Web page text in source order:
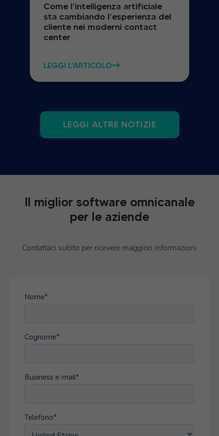
Come l’intelligenza artificiale
sta cambiando l’esperienza del
cliente nei moderni contact
center
LEGGI L'ARTICOLO
LEGGI ALTRE NOTIZIE
Il miglior software omnicanale
per le aziende
Contattaci subito per ricevere maggiori informazioni